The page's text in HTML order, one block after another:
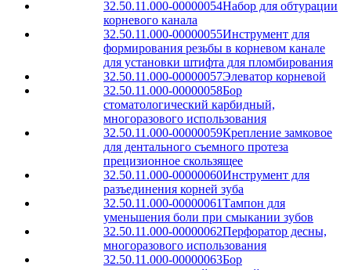
32.50.11.000-00000054Набор для обтурации
корневого канала
32.50.11.000-00000055Инструмент для
формирования резьбы в корневом канале
для установки штифта для пломбирования
32.50.11.000-00000057Элеватор корневой
32.50.11.000-00000058Бор
стоматологический карбидный,
многоразового использования
32.50.11.000-00000059Крепление замковое
для дентального съемного протеза
прецизионное скользящее
32.50.11.000-00000060Инструмент для
разъединения корней зуба
32.50.11.000-00000061Тампон для
уменьшения боли при смыкании зубов
32.50.11.000-00000062Перфоратор десны,
многоразового использования
32.50.11.000-00000063Бор